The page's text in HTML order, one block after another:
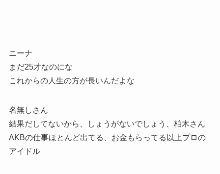
ニーナ
まだ25才なのにな
これからの人生の方が長いんだよな
名無しさん
結果だしてないから、しょうがないでしょう、柏木さん
AKBの仕事ほとんど出てる、お金もらってる以上プロの
アイドル